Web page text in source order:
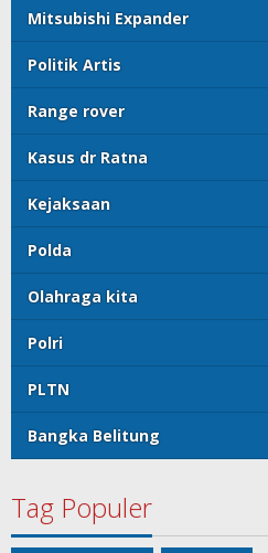
Mitsubishi Expander
Politik Artis
Range rover
Kasus dr Ratna
Kejaksaan
Polda
Olahraga kita
Polri
PLTN
Bangka Belitung
Tag Populer